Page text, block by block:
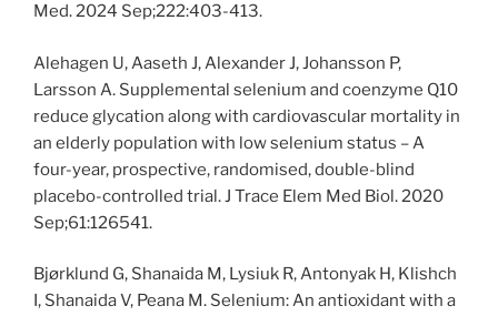
Med. 2024 Sep;222:403-413.
Alehagen U, Aaseth J, Alexander J, Johansson P,
Larsson A. Supplemental selenium and coenzyme Q10
reduce glycation along with cardiovascular mortality in
an elderly population with low selenium status – A
four-year, prospective, randomised, double-blind
placebo-controlled trial. J Trace Elem Med Biol. 2020
Sep;61:126541.
Bjørklund G, Shanaida M, Lysiuk R, Antonyak H, Klishch
I, Shanaida V, Peana M. Selenium: An antioxidant with a